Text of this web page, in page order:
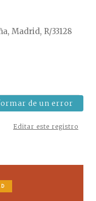
Madrid, R/33128
de un error
Editar este registro